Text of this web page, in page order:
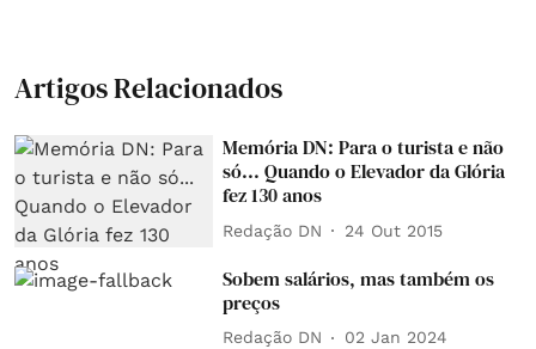
Artigos Relacionados
Memória DN: Para o turista e não
só... Quando o Elevador da Glória
fez 130 anos
Redação DN 24 Out 2015
Sobem salários, mas também os
preços
Redação DN 02 Jan 2024